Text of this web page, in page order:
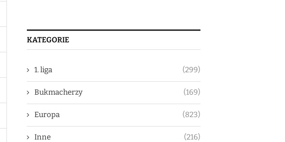
KATEGORIE
1. liga (299)
Bukmacherzy (169)
Europa (823)
Inne (216)